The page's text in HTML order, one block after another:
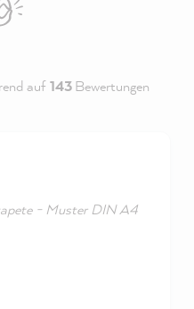
auf143Bewertungen
- Muster DIN A4